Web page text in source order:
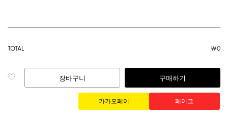
TOTAL ￦0
장바구니 구매하기